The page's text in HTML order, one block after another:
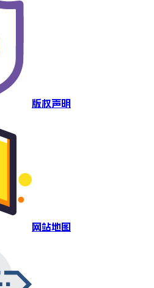
版权声明
网站地图